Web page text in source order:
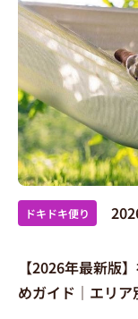
ドキドキ便り
【2026年最新版
めガイド｜エリ